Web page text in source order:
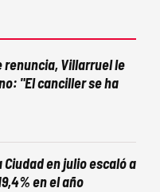
renuncia, Villarruel le
"El canciller se ha
en julio escaló a
en el año